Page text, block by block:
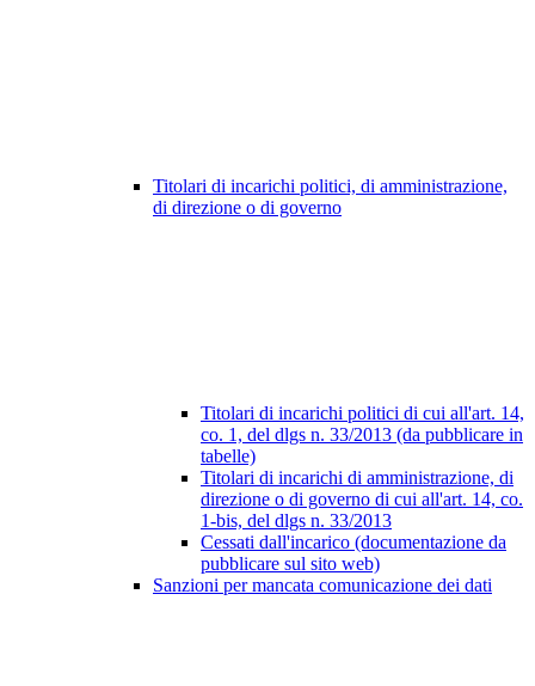
Titolari di incarichi politici, di amministrazione,
di direzione o di governo
Titolari di incarichi politici di cui all'art. 14,
co. 1, del dlgs n. 33/2013 (da pubblicare in
tabelle)
Titolari di incarichi di amministrazione, di
direzione o di governo di cui all'art. 14, co.
1-bis, del dlgs n. 33/2013
Cessati dall'incarico (documentazione da
pubblicare sul sito web)
Sanzioni per mancata comunicazione dei dati